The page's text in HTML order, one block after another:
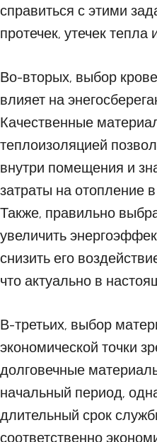
справиться с этими
протечек, утечек тепла
Во-вторых, выбор
влияет на
Качественные
теплоизоляцией
внутри помещения и
затраты на отопление
Также, правильно
увеличить
снизить его
что актуально в
В-третьих, выбор
экономической точки
долговечные
начальный период,
длительный срок
соответственно